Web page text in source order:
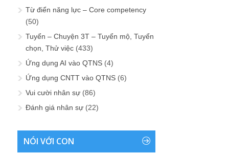
Từ điển năng lực – Core competency
(50)
Tuyển – Chuyện 3T – Tuyển mộ, Tuyển
chọn, Thử việc (433)
Ứng dụng AI vào QTNS (4)
Ứng dụng CNTT vào QTNS (6)
Vui cười nhân sự (86)
Đánh giá nhân sự (22)
NÓI VỚI CON